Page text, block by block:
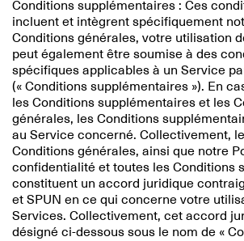
Conditions supplémentaires : Ces
incluent et intègrent spécifiquement
Conditions générales, votre utilisation
peut également être soumise à des
spécifiques applicables à un Service
(« Conditions supplémentaires »). En
les Conditions supplémentaires et les
générales, les Conditions
au Service concerné. Collectivement,
Conditions générales, ainsi que notre
confidentialité et toutes les Conditions
constituent un accord juridique
et SPUN en ce qui concerne votre
Services. Collectivement, cet accord
désigné ci-dessous sous le nom de «